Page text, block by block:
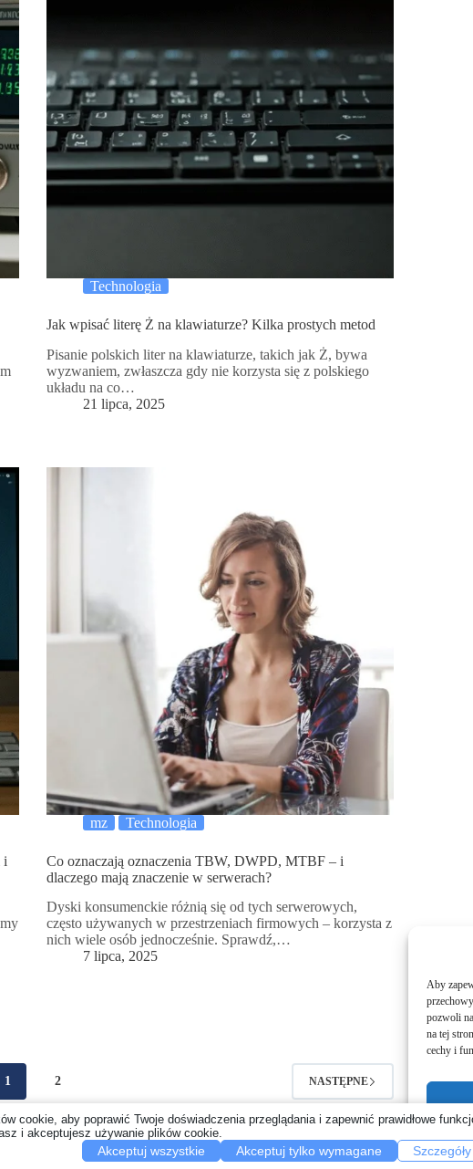
Aby
pozwoli
na tej
cechy i
Technologia
Jak wpisać literę Ż na klawiaturze? Kilka prostych metod
Pisanie polskich liter na klawiaturze, takich jak Ż, bywa
wyzwaniem, zwłaszcza gdy nie korzysta się z polskiego
układu na co…
21 lipca, 2025
i
mz Technologia
Co oznaczają oznaczenia TBW, DWPD, MTBF – i
dlaczego mają znaczenie w serwerach?
Dyski konsumenckie różnią się od tych serwerowych,
często używanych w przestrzeniach firmowych – korzysta z
nich wiele osób jednocześnie. Sprawdź,…
7 lipca, 2025
1 2 NASTĘPNE
Kontakt
cookie, aby poprawić Twoje doświadczenia przeglądania i zapewnić prawidłowe
i akceptujesz używanie plików cookie.
Akceptuj wszystkie Akceptuj tylko wymagane Szczegóły